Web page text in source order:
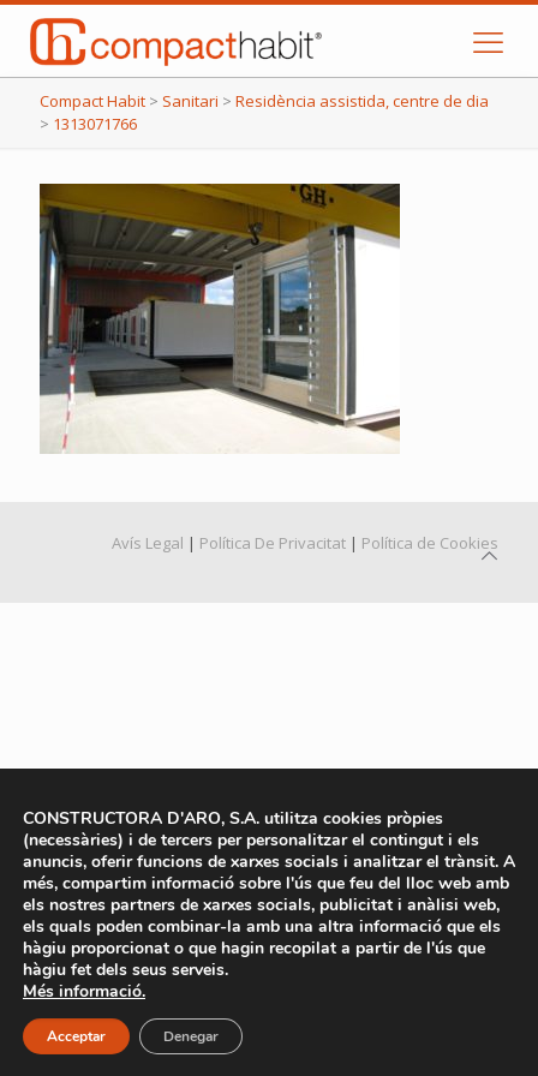
Compact Habit > Sanitari > Residència assistida, centre de dia
> 1313071766
Avís Legal | Política De Privacitat | Política de Cookies
CONSTRUCTORA D'ARO, S.A. utilitza cookies pròpies
(necessàries) i de tercers per personalitzar el contingut i els
anuncis, oferir funcions de xarxes socials i analitzar el trànsit. A
més, compartim informació sobre l'ús que feu del lloc web amb
els nostres partners de xarxes socials, publicitat i anàlisi web,
els quals poden combinar-la amb una altra informació que els
hàgiu proporcionat o que hagin recopilat a partir de l'ús que
hàgiu fet dels seus serveis.
Més informació.
Acceptar Denegar